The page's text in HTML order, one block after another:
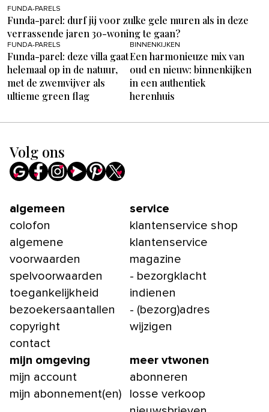
FUNDA-PARELS
Funda-parel: durf jij voor zulke gele muren als in deze
verrassende jaren 30-woning te gaan?
FUNDA-PARELS
Funda-parel: deze villa gaat
helemaal op in de natuur,
met de zwemvijver als
ultieme green flag
BINNENKIJKEN
Een harmonieuze mix van
oud en nieuw: binnenkijken
in een authentiek
herenhuis
Volg ons
algemeen
colofon
algemene
voorwaarden
spelvoorwaarden
toegankelijkheid
bezoekersaantallen
copyright
contact
service
klantenservice shop
klantenservice
magazine
- bezorgklacht
indienen
- (bezorg)adres
wijzigen
mijn omgeving
mijn account
mijn abonnement(en)
meer vtwonen
abonneren
losse verkoop